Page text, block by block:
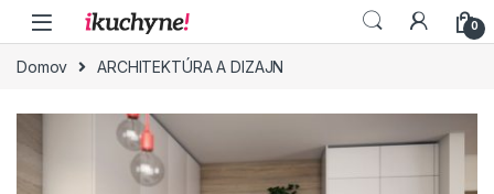
Skip to navigation
Skip to content
0
Domov ARCHITEKTÚRA A DIZAJN